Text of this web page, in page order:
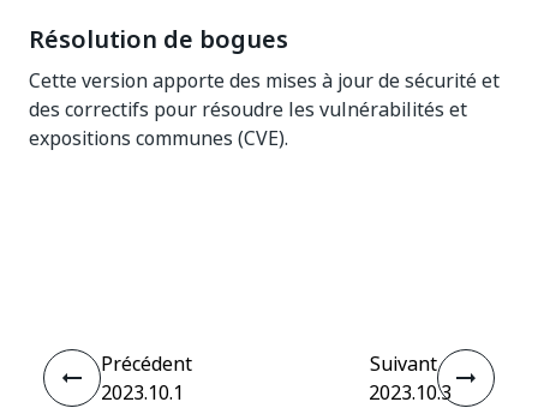
Résolution de bogues
Cette version apporte des mises à jour de sécurité et
des correctifs pour résoudre les vulnérabilités et
expositions communes (CVE).
Précédent
2023.10.1
Suivant
2023.10.3